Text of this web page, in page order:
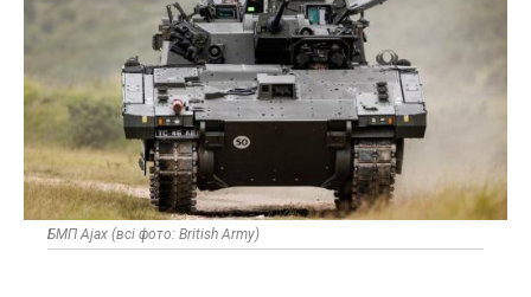
БМП Ajax (всі фото: British Army)